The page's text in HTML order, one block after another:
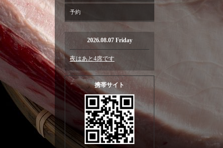
予約
2026.08.07 Friday
夜はあと4席です
携帯サイト